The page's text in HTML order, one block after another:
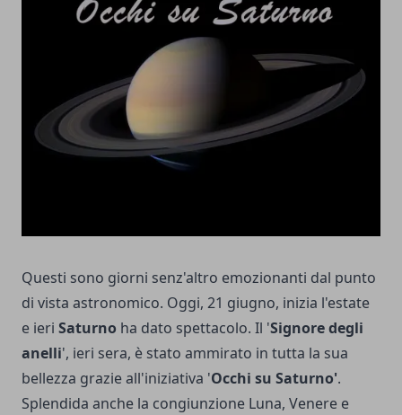
Questi sono giorni senz'altro emozionanti dal punto
di vista astronomico. Oggi, 21 giugno, inizia l'estate
e ieri Saturno ha dato spettacolo. Il 'Signore degli
anelli', ieri sera, è stato ammirato in tutta la sua
bellezza grazie all'iniziativa 'Occhi su Saturno'.
Splendida anche la congiunzione Luna, Venere e